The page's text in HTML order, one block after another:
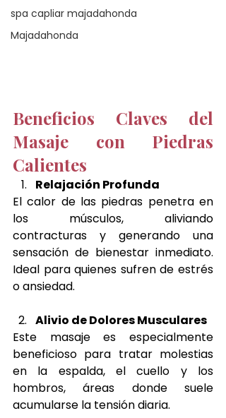
spa capliar majadahonda
Majadahonda
Beneficios Claves del
Masaje con Piedras
Calientes
Relajación Profunda
El calor de las piedras penetra en
los músculos, aliviando
contracturas y generando una
sensación de bienestar inmediato.
Ideal para quienes sufren de estrés
o ansiedad.
Alivio de Dolores Musculares
Este masaje es especialmente
beneficioso para tratar molestias
en la espalda, el cuello y los
hombros, áreas donde suele
acumularse la tensión diaria.